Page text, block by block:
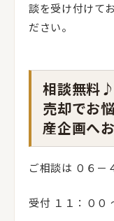
談を受け付けて
ださい。
相談無料
売却でお
産企画へ
ご相談は ０６－
受付 １１：００